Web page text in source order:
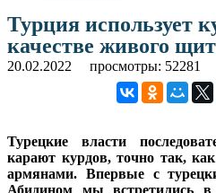
Турция использует
качестве живого
20.02.2022 просмотры: 52281
Турецкие власти
карают курдов, точно так,
армянами. Впервые с
Абидином мы встретились